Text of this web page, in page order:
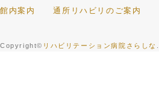
館内案内
通所リハビリのご案内
Copyright© リハビリテーション病院さらしな